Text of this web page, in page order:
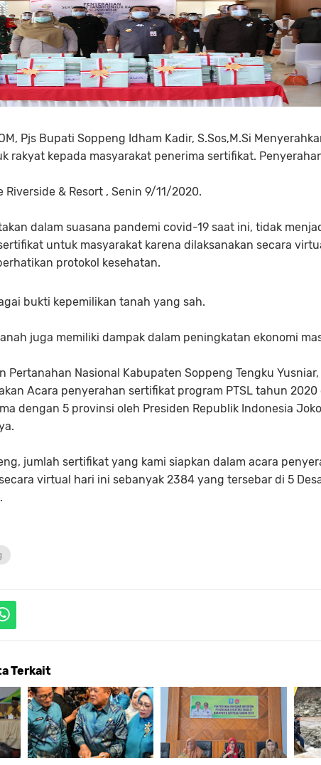
Pjs Bupati Soppeng Idham Kadir, S.Sos,M.Si
rakyat kepada masyarakat penerima sertifikat.
Riverside & Resort , Senin 9/11/2020.
dalam suasana pandemi covid-19 saat ini, tidak
untuk masyarakat karena dilaksanakan secara
protokol kesehatan.
bukti kepemilikan tanah yang sah.
juga memiliki dampak dalam peningkatan ekonomi
Pertanahan Nasional Kabupaten Soppeng Tengku Yusniar,
Acara penyerahan sertifikat program PTSL tahun 2020
dengan 5 provinsi oleh Presiden Republik Indonesia
jumlah sertifikat yang kami siapkan dalam acara
virtual hari ini sebanyak 2384 yang tersebar di 5
Terkait